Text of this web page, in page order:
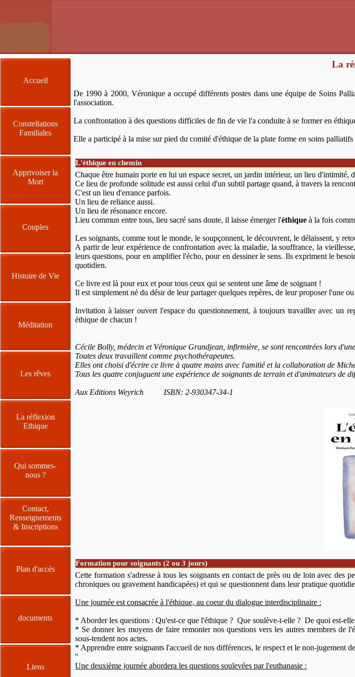
Accueil
Constellations
Familiales
Apprivoiser la
Mort
Couples
Histoire de Vie
Méditation
Les rêves
La réflexion
Ethique
Qui sommes-
nous ?
Contact,
Renseignements
& Inscriptions
Plan d'accès
documents
Liens
La
De 1990 à 2000, Véronique a occupé différents postes dans une équipe de Soins
l'association.
La confrontation à des questions difficiles de fin de vie l'a conduite à se former en
Elle a participé à la mise sur pied du comité d'éthique de la plate forme en soins
L'éthique en chemin
Chaque être humain porte en lui un espace secret, un jardin intérieur, un lieu d'intimité,
Ce lieu de profonde solitude est aussi celui d'un subtil partage quand, à travers la
C'est un lieu d'errance parfois.
Un lieu de reliance aussi.
Un lieu de résonance encore.
Lieu commun entre tous, lieu sacré sans doute, il laisse émerger l'éthique à la fois
Les soignants, comme tout le monde, le soupçonnent, le découvrent, le délaissent, y
A partir de leur expérience de confrontation avec la maladie, la souffrance, la
leurs questions, pour en amplifier l'écho, pour en dessiner le sens. Ils expriment le
quotidien.
Ce livre est là pour eux et pour tous ceux qui se sentent une âme de soignant !
Il est simplement né du désir de leur partager quelques repères, de leur proposer l'une
Invitation à laisser ouvert l'espace du questionnement, à toujours travailler avec un
éthique de chacun !
Cécile Bolly, médecin et Véronique Grandjean, infirmière, se sont rencontrées lors
Toutes deux travaillent comme psychothérapeutes.
Elles ont choisi d'écrire ce livre à quatre mains avec l'amitié et la collaboration de
Tous les quatre conjuguent une expérience de soignants de terrain et d'animateurs de
Aux Editions Weyrich ISBN: 2-930347-34-1
Formation pour soignants (2 ou 3 jours)
Cette formation s'adresse à tous les soignants en contact de près ou de loin avec des
chroniques ou gravement handicapées) et qui se questionnent dans leur pratique
Une journée est consacrée à l'éthique, au coeur du dialogue interdisciplinaire :
* Aborder les questions : Qu'est-ce que l'éthique ? Que soulève-t-elle ? De quoi est-elle
* Se donner les moyens de faire remonter nos questions vers les autres membres
sous-tendent nos actes.
* Apprendre entre soignants l'accueil de nos différences, le respect et le non-jugement
"
Une deuxième journée abordera les questions soulevées par l'euthanasie :